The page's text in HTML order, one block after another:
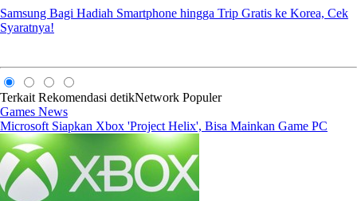
Samsung Bagi Hadiah Smartphone hingga Trip Gratis ke Korea, Cek
Syaratnya!
Terkait Rekomendasi detikNetwork Populer
Games News
Microsoft Siapkan Xbox 'Project Helix', Bisa Mainkan Game PC